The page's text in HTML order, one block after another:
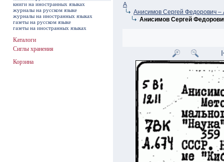
А
Анисимов Сергей Федорович –
Анисимов Сергей
книги на иностранных языках
журналы на русском языке
журналы на иностранных языках
газеты на русском языке
газеты на иностранных языках
Каталоги
Сиглы хранения
Корзина